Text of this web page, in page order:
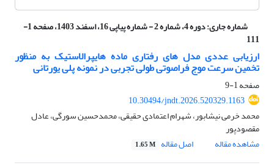
شماره جاری: دوره 4، شماره 2 - شماره پیاپی 16، اسفند 1403، صفحه 1-
111
ارزیابی عددی مدل های رفتاری ماده هایپرالاستیک به منظور
تخمین سرعت موج فراصوتی طولی تجربی در نمونه پلی یورتانی
صفحه1-9
10.30494/jndt.2026.520329.1163
محمد خرمی نیشابور، شهرام اعتمادی حقیقی، محمدحسین سورگی، عادل
مقصودپور
مشاهده مقاله
اصل مقاله 1.65 M